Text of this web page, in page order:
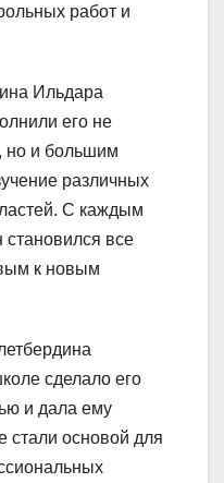
работ и
Ильдара
его не
но и большим
различных
С каждым
все
к новым
сделало его
и дала ему
стали основой для